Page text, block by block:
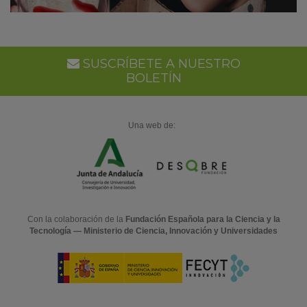
SUSCRÍBETE A NUESTRO
BOLETÍN
Una web de:
Con la colaboración de la Fundación Española para la Ciencia y la
Tecnología — Ministerio de Ciencia, Innovación y Universidades